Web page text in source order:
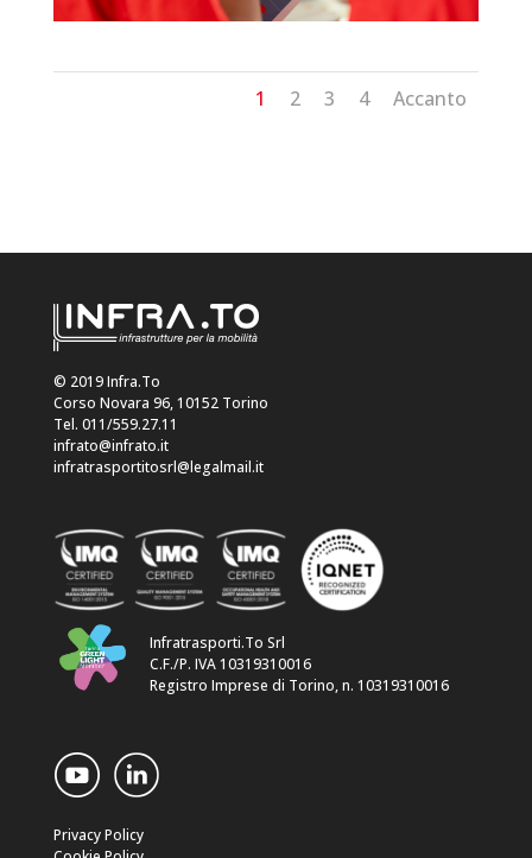
1 2 3 4 Accanto
© 2019 Infra.To
Corso Novara 96, 10152 Torino
Tel. 011/559.27.11
infrato@infrato.it
infratrasportitosrl@legalmail.it
Infratrasporti.To Srl
C.F./P. IVA 10319310016
Registro Imprese di Torino, n. 10319310016
Privacy Policy